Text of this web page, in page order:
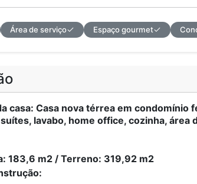
Área de serviço Espaço gourmet
casa: Casa nova térrea em condomínio
lavabo, home office, cozinha, área
183,6 m2 / Terreno: 319,92 m2